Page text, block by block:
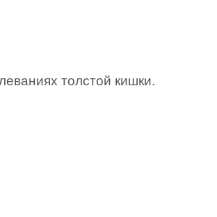
толстой кишки.